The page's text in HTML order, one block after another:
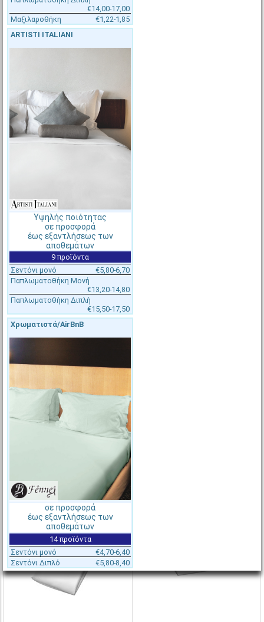
€14,00-17,00
Μαξιλαροθήκη
€1,22-1,85
ARTISTI ITALIANI
Υψηλής ποιότητας
σε προσφορά
έως εξαντλήσεως των
αποθεμάτων
9 προϊόντα
Σεντόνι μονό
€5,80-6,70
Παπλωματοθήκη Μονή
€13,20-14,80
Παπλωματοθήκη Διπλή
€15,50-17,50
Χρωματιστά/AirBnB
σε προσφορά
έως εξαντλήσεως των
αποθεμάτων
14 προϊόντα
Σεντόνι μονό
€4,70-6,40
Σεντόνι Διπλό
€5,80-8,40
Μη διαθέσιμο
[#51697] LIN-W-250X270
Σεντόνι 250x270(4+1)cm,
CVC 60%/40% πενιέ, 190tc
percale, Fragente
Στοκ πάνω από 200 ΤΕΜ
Αποστολή σε 1-2 ημέρες
€8,60 - €9,00
[#51699]
DVT-W-170X230
Παπλωματοθήκη 170x230cm,
CVC 60%/40% πενιέ, 190tc
Αποστολή σε 1-2 ημέρες